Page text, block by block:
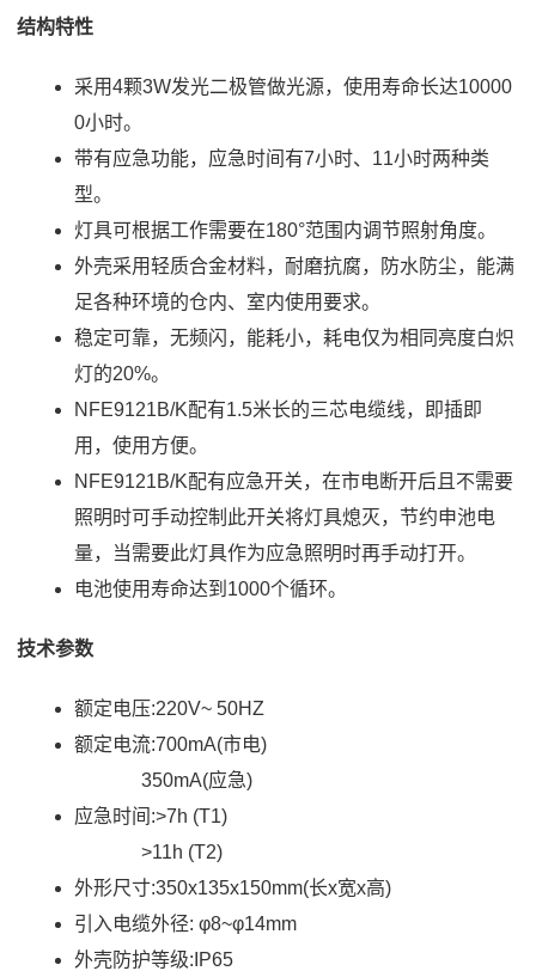
结构特性
采用4颗3W发光二极管做光源，使用寿命长达10000
0小时。
带有应急功能，应急时间有7小时、11小时两种类
型。
灯具可根据工作需要在180°范围内调节照射角度。
外壳采用轻质合金材料，耐磨抗腐，防水防尘，能满
足各种环境的仓内、室内使用要求。
稳定可靠，无频闪，能耗小，耗电仅为相同亮度白炽
灯的20%。
NFE9121B/K配有1.5米长的三芯电缆线，即插即
用，使用方便。
NFE9121B/K配有应急开关，在市电断开后且不需要
照明时可手动控制此开关将灯具熄灭，节约申池电
量，当需要此灯具作为应急照明时再手动打开。
电池使用寿命达到1000个循环。
技术参数
额定电压:220V~ 50HZ
额定电流:700mA(市电)
350mA(应急)
应急时间:>7h (T1)
>11h (T2)
外形尺寸:350x135x150mm(长x宽x高)
引入电缆外径: φ8~φ14mm
外壳防护等级:IP65